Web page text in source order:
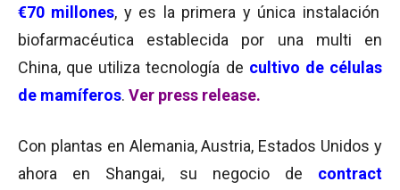
€70 millones, y es la primera y única instalación
biofarmacéutica establecida por una multi en
China, que utiliza tecnología de cultivo de células
de mamíferos. Ver press release.
Con plantas en Alemania, Austria, Estados Unidos y
ahora en Shangai, su negocio de contract